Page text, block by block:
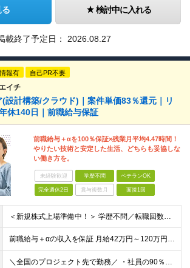
検討中に入れる
載終了予定日： 2026.08.27
報有 自己PR不要
イチ
設計構築/クラウド)｜案件単価83％還元｜リ
休140日｜前職給与保証
前職給与＋αを100％保証×残業月平均4.47時間！
やりたい技術と安定した生活、どちらも妥協しな
い働き方を。
未経験歓迎 学歴不問 ベテランOK
完全週休2日 賞与複数月 面接1回
＜新規株式上場準備中！＞ 学歴不問／転職回数不問／第二新卒歓迎／20代～50代と幅広く活躍 ▼必須要件 ・何らかのシステム開発経験をお持ちの方（開発・インフラ不問） ▼歓迎条件 ・AWS/Azur
前職給与＋αの収入を保証 月給42万円～120万円＋各種手当＋賞与 給与基準が明確かつ高還元です。 一人ひとりの生活が安定して活躍いただける環境を目指しています。 ※平均年収650万円 ・還元率8
＼全国のプロジェクト先で勤務／ ・社員の90％以上がリモートワークを導入 ・フルリモートで全国各地から勤務可 ‐勤務地は100%希望を反映 【本社】 埼玉県草加市谷塚町580-1 エスワンプラザ3F